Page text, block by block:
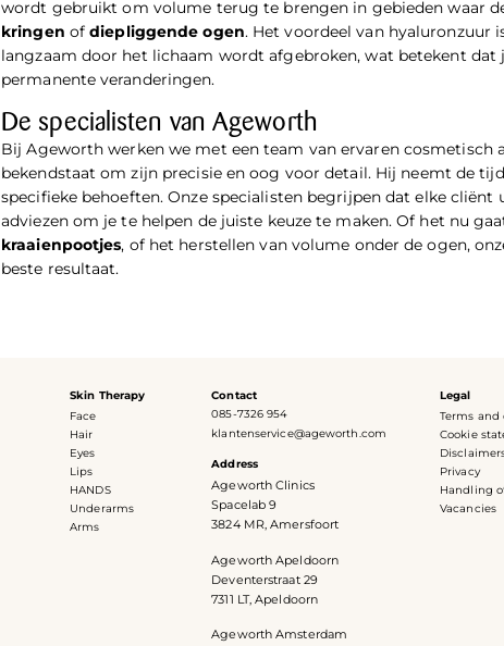
wordt gebruikt om volume terug te brengen in gebieden waar
kringen ofdiepliggende ogen. Het voordeel van hyaluronzuur
langzaam door het lichaam wordt afgebroken, wat betekent
permanente veranderingen.
De specialisten van Ageworth
Bij Ageworth werken we met een team van ervaren cosmetisch
bekendstaat om zijn precisie en oog voor detail. Hij neemt de
specifieke behoeften. Onze specialisten begrijpen dat elke cliënt
adviezen om je te helpen de juiste keuze te maken. Of het nu
kraaienpootjes, of het herstellen van volume onder de ogen,
beste resultaat.
Skin Therapy
Face
Hair
Eyes
Lips
HANDS
Underarms
Arms
Contact
085-7326 954
klantenservice@ageworth.com
Address
Ageworth Clinics
Spacelab 9
3824 MR, Amersfoort
Ageworth Apeldoorn
Deventerstraat 29
7311 LT, Apeldoorn
Ageworth Amsterdam
Legal
Terms
Cookie
Privacy
Handling
Vacancies